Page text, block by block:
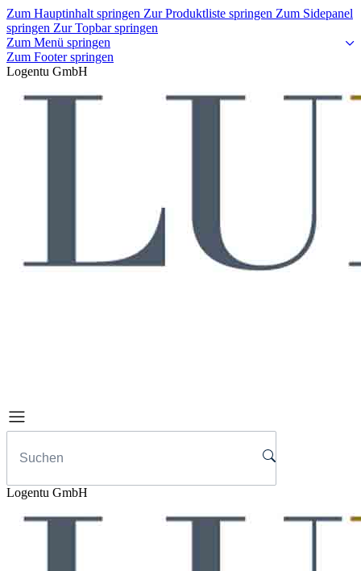
Zum Hauptinhalt springen Zur Produktliste springen Zum Sidepanel
springen Zur Topbar springen
Zum Menü springen
Zum Footer springen
Logentu GmbH
Logentu GmbH